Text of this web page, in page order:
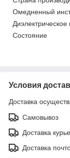
Омедненный
Диэлектрическое
Состояние
Условия
Доставка
Самовывоз
Доставка
Доставка